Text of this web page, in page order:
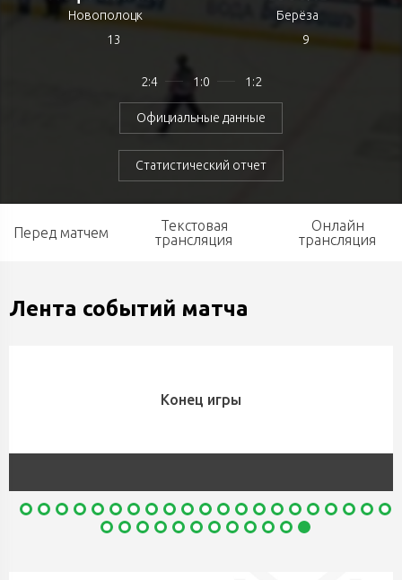
Новополоцк
13
2:4 1:0 1:2
Официальные данные
Статистический отчет
Берёза
9
Перед матчем
Текстовая
трансляция
Онлайн
трансляция
Лента событий матча
Конец игры